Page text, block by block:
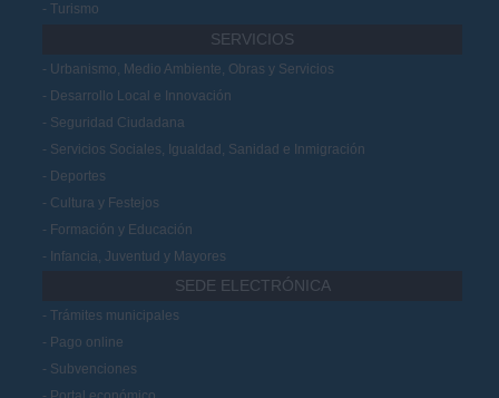
Turismo
SERVICIOS
Urbanismo, Medio Ambiente, Obras y Servicios
Desarrollo Local e Innovación
Seguridad Ciudadana
Servicios Sociales, Igualdad, Sanidad e Inmigración
Deportes
Cultura y Festejos
Formación y Educación
Infancia, Juventud y Mayores
SEDE ELECTRÓNICA
Trámites municipales
Pago online
Subvenciones